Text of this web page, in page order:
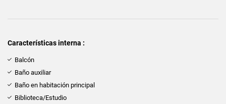
Características interna :
Balcón
Baño auxiliar
Baño en habitación principal
Biblioteca/Estudio